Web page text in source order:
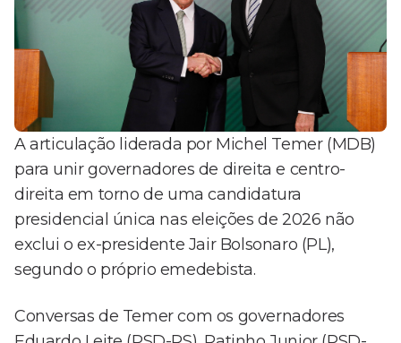
A articulação liderada por Michel Temer (MDB)
para unir governadores de direita e centro-
direita em torno de uma candidatura
presidencial única nas eleições de 2026 não
exclui o ex-presidente Jair Bolsonaro (PL),
segundo o próprio emedebista.
Conversas de Temer com os governadores